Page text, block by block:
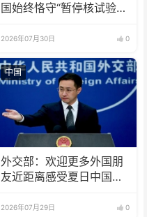
国始终恪守“暂停核试验”
2026年07月30日 0
中国
外交部：欢迎更多外国朋
友近距离感受夏日中国的
2026年07月29日 0